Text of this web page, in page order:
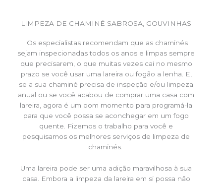
LIMPEZA DE CHAMINÉ SABROSA, GOUVINHAS
Os especialistas recomendam que as chaminés
sejam inspecionadas todos os anos e limpas sempre
que precisarem, o que muitas vezes cai no mesmo
prazo se você usar uma lareira ou fogão a lenha. E,
se a sua chaminé precisa de inspeção e/ou limpeza
anual ou se você acabou de comprar uma casa com
lareira, agora é um bom momento para programá-la
para que você possa se aconchegar em um fogo
quente. Fizemos o trabalho para você e
pesquisamos os melhores serviços de limpeza de
chaminés.
Uma lareira pode ser uma adição maravilhosa à sua
casa. Embora a limpeza da lareira em si possa não